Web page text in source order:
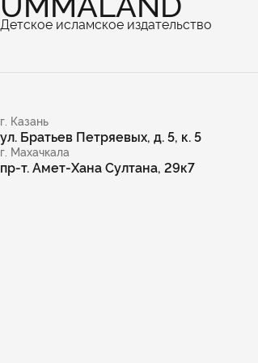
Детское исламское издательство
г. Казань
ул. Братьев Петряевых, д. 5, к. 5
г. Махачкала
пр-т. Амет-Хана Султана, 29к7